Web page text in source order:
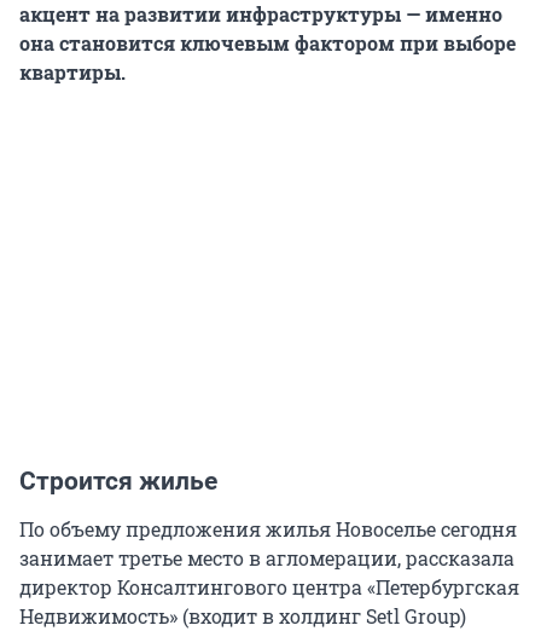
акцент на развитии инфраструктуры — именно
она становится ключевым фактором при выборе
квартиры.
Строится жилье
По объему предложения жилья Новоселье сегодня
занимает третье место в агломерации, рассказала
директор Консалтингового центра «Петербургская
Недвижимость» (входит в холдинг Setl Group)